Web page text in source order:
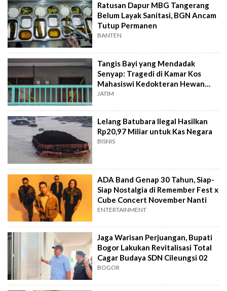
Ratusan Dapur MBG Tangerang
Belum Layak Sanitasi, BGN Ancam
Tutup Permanen
BANTEN
Tangis Bayi yang Mendadak
Senyap: Tragedi di Kamar Kos
Mahasiswi Kedokteran Hewan
Surabaya
JATIM
Lelang Batubara Ilegal Hasilkan
Rp20,97 Miliar untuk Kas Negara
BISNIS
ADA Band Genap 30 Tahun, Siap-
Siap Nostalgia di Remember Fest x
Cube Concert November Nanti
ENTERTAINMENT
Jaga Warisan Perjuangan, Bupati
Bogor Lakukan Revitalisasi Total
Cagar Budaya SDN Cileungsi 02
BOGOR